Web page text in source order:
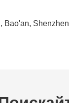
Bao'an,